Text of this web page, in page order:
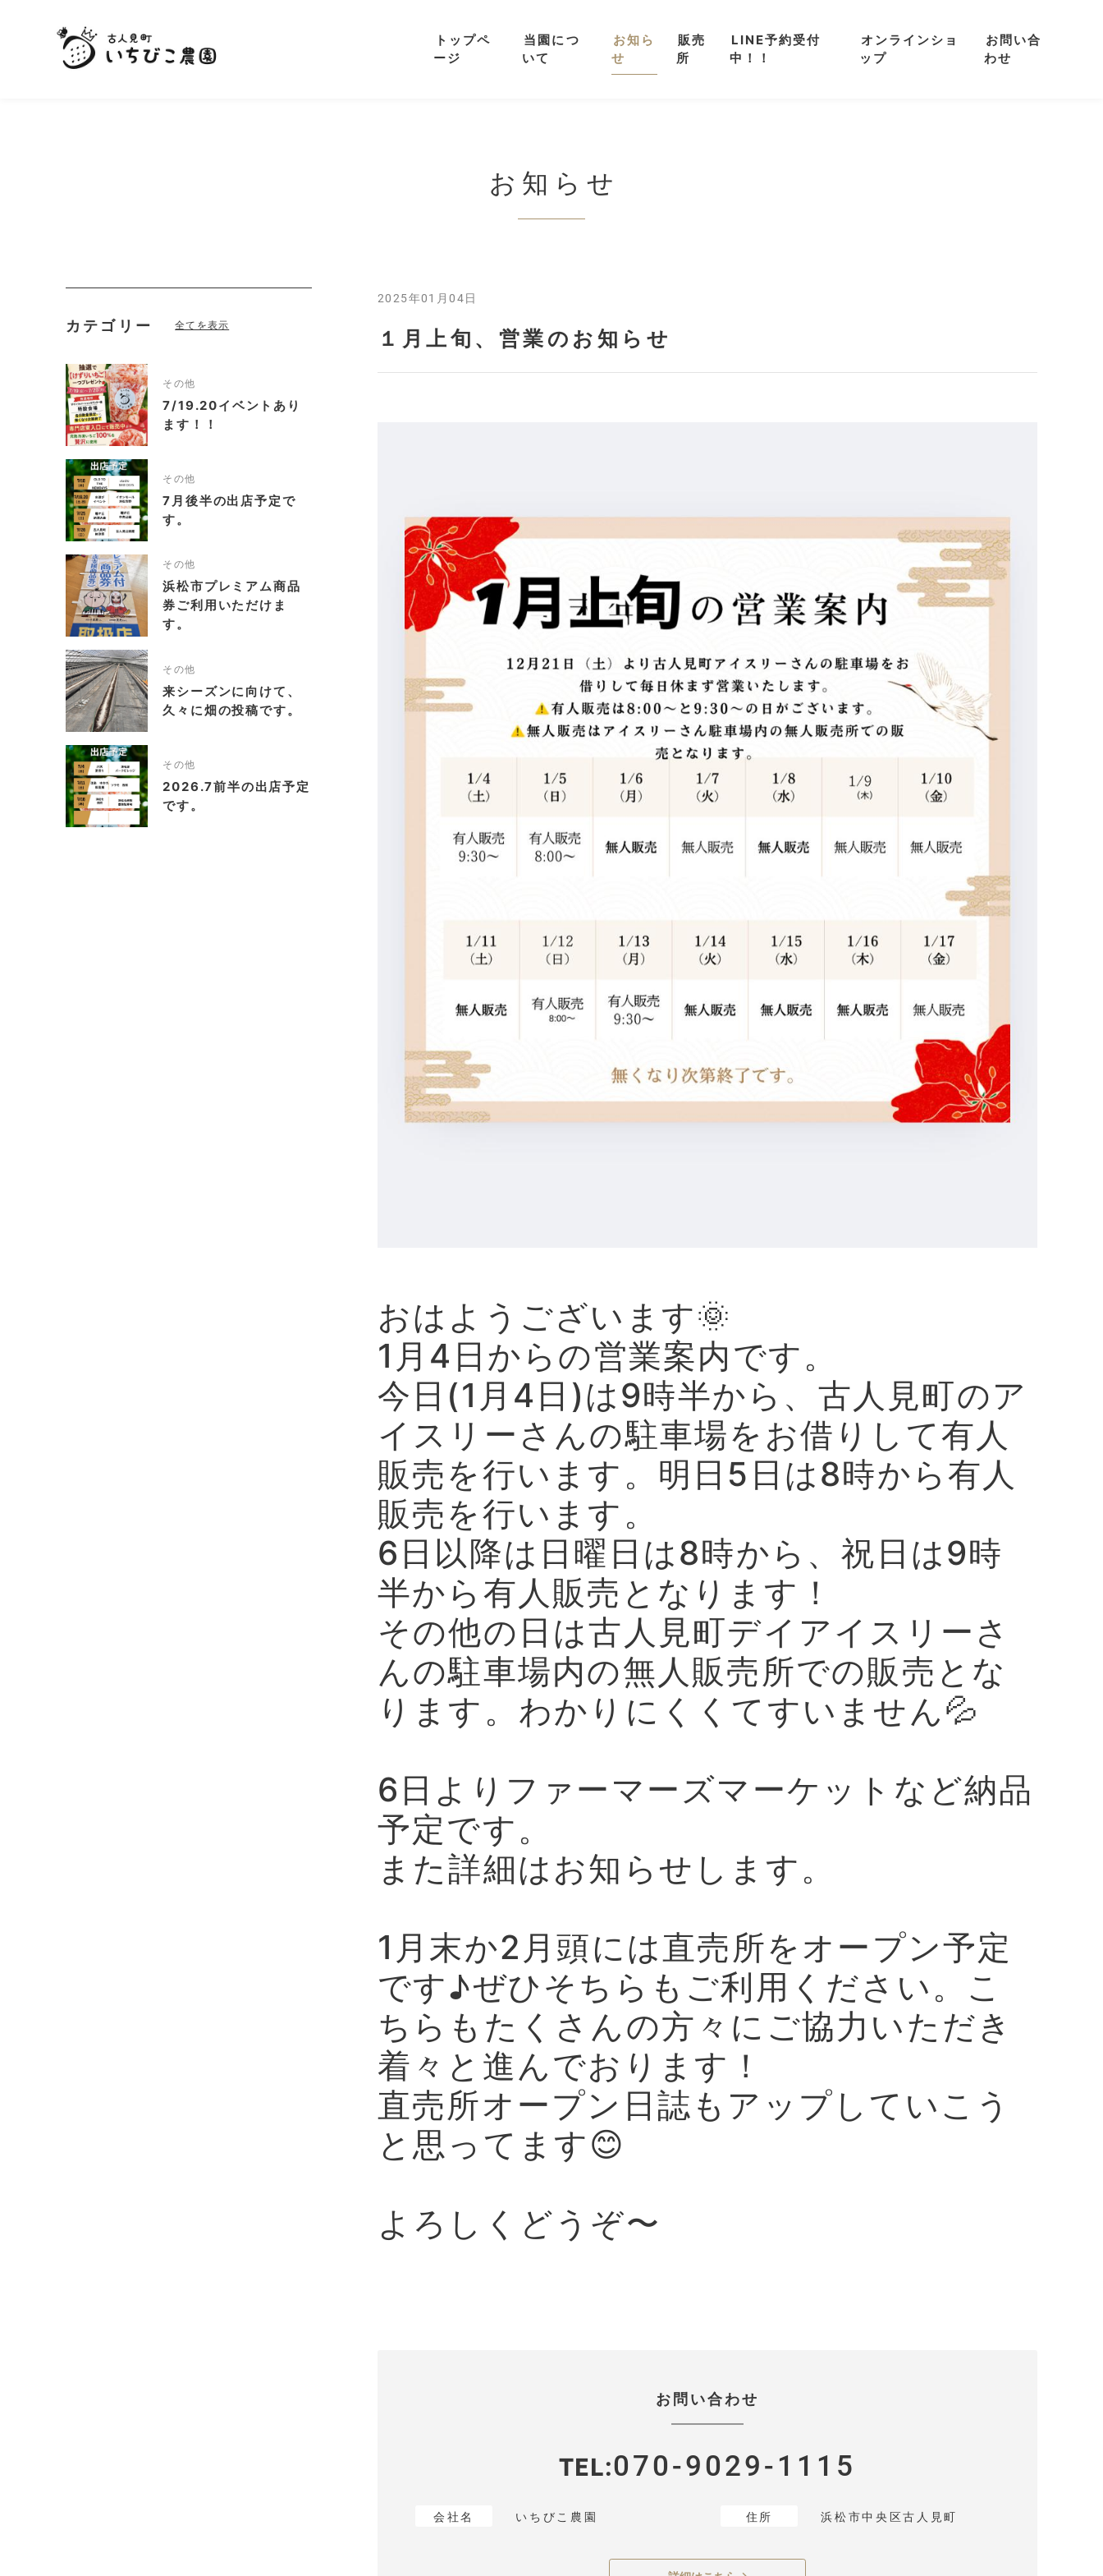
トップペ
ージ
当園につ
いて
お知ら
せ
販売
所
LINE予約受付
中！！
オンラインショ
ップ
お問い合
わせ
お知らせ
2025年01月04日
１月上旬、営業のお知らせ
おはようございます🌞
1月4日からの営業案内です。
今日(1月4日)は9時半から、古人見町のア
イスリーさんの駐車場をお借りして有人
販売を行います。明日5日は8時から有人
販売を行います。
6日以降は日曜日は8時から、祝日は9時
半から有人販売となります！
その他の日は古人見町デイアイスリーさ
んの駐車場内の無人販売所での販売とな
ります。わかりにくくてすいません💦
6日よりファーマーズマーケットなど納品
予定です。
また詳細はお知らせします。
1月末か2月頭には直売所をオープン予定
です♪ぜひそちらもご利用ください。こ
ちらもたくさんの方々にご協力いただき
着々と進んでおります！
直売所オープン日誌もアップしていこう
と思ってます😊
よろしくどうぞ〜
お問い合わせ
TEL 070-9029-1115
会社名 いちびこ農園 住所 浜松市中央区古人見町
カテゴリー 全てを表示
その他
7/19.20イベントあり
ます！！
その他
7月後半の出店予定で
す。
その他
浜松市プレミアム商品
券ご利用いただけま
す。
その他
来シーズンに向けて、
久々に畑の投稿です。
その他
2026.7前半の出店予定
です。